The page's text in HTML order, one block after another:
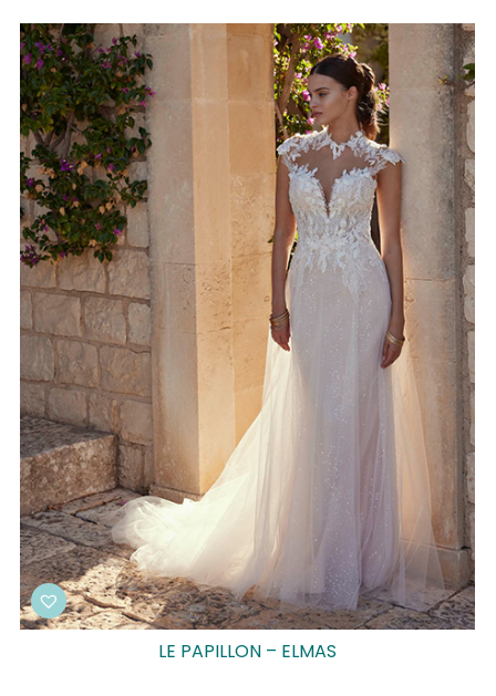
LE PAPILLON – ELMAS